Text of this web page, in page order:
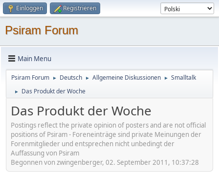
Einloggen Registrieren
Psiram Forum
Main Menu
Psiram Forum ► Deutsch ► Allgemeine Diskussionen ► Smalltalk
► Das Produkt der Woche
Das Produkt der Woche
Postings reflect the private opinion of posters and are not official
positions of Psiram - Foreneinträge sind private Meinungen der
Forenmitglieder und entsprechen nicht unbedingt der
Auffassung von Psiram
Begonnen von zwingenberger, 02. September 2011, 10:37:28